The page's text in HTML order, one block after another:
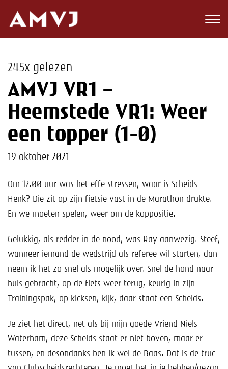
Wedstrijden
Nieuws
Teams
Jeugd
Toekomst
Kalender
Help mee!
Shop
Lid worden
245x gelezen
AMVJ VR1 –
Heemstede VR1: Weer
een topper (1-0)
19 oktober 2021
Om 12.00 uur was het effe stressen, waar is Scheids
Henk? Die zit op zijn fietsie vast in de Marathon drukte.
En we moeten spelen, weer om de koppositie.
Gelukkig, als redder in de nood, was Ray aanwezig. Steef,
wanneer iemand de wedstrijd als referee wil starten, dan
neem ik het zo snel als mogelijk over. Snel de hond naar
huis gebracht, op de fiets weer terug, keurig in zijn
Trainingspak, op kicksen, kijk, daar staat een Scheids.
Je ziet het direct, net als bij mijn goede Vriend Niels
Waterham, deze Scheids staat er niet boven, maar er
tussen, en desondanks ben ik wel de Baas. Dat is de truc